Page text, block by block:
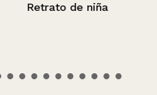
Retrato de niña